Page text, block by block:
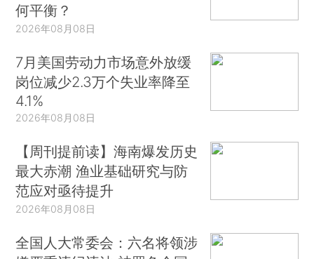
何平衡？
2026年08月08日
7月美国劳动力市场意外放缓
岗位减少2.3万个失业率降至
4.1%
2026年08月08日
【周刊提前读】海南爆发历史
最大赤潮 渔业基础研究与防
范应对亟待提升
2026年08月08日
全国人大常委会：六名将领涉